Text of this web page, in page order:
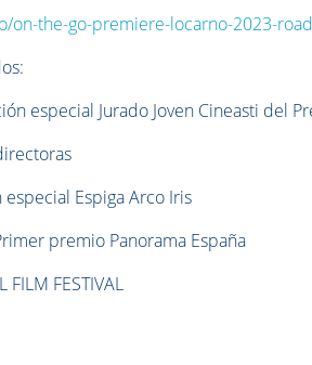
the-go-premiere-locarno-2023-
especial Jurado Joven Cineasti del
Espiga Arco Iris
premio Panorama España
FILM FESTIVAL